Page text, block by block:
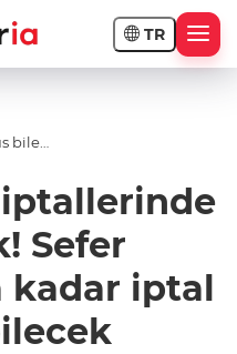
TR
bilet
Sefer
kadar iptal